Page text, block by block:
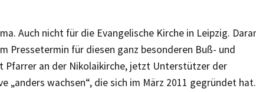
Auch nicht für die Evangelische Kirche in Leipzig.
Pressetermin für diesen ganz besonderen Buß- und
Pfarrer an der Nikolaikirche, jetzt Unterstützer der
„anders wachsen“, die sich im März 2011 gegründet hat.